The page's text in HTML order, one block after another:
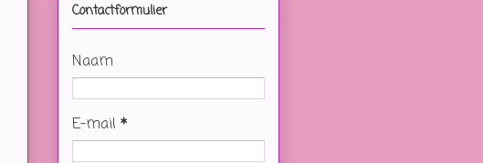
Contactformulier
Naam
E-mail *